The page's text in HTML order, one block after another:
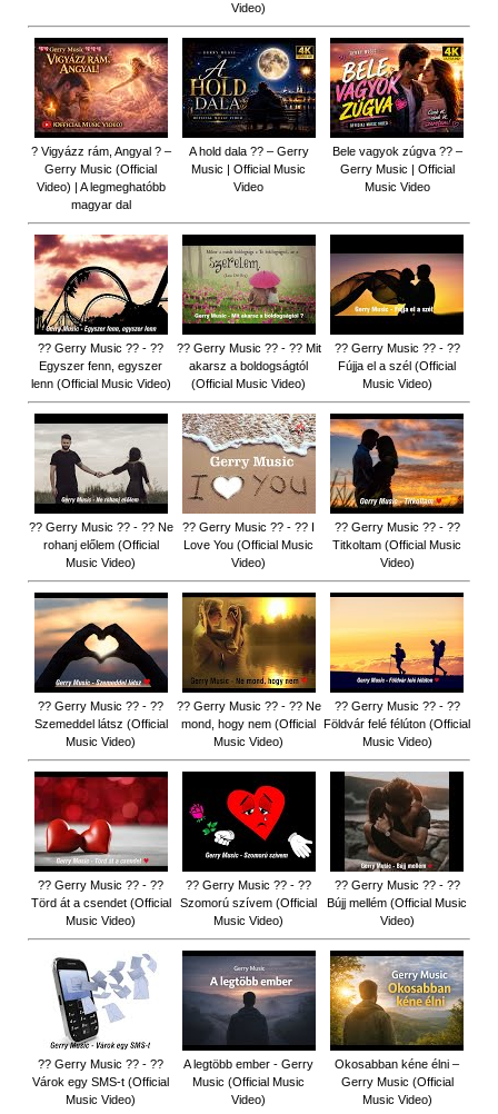
Video)
? Vigyázz rám, Angyal ? –
Gerry Music (Official
Video) | A legmeghatóbb
magyar dal
A hold dala ?? – Gerry
Music | Official Music
Video
Bele vagyok zúgva ?? –
Gerry Music | Official
Music Video
?? Gerry Music ?? - ??
Egyszer fenn, egyszer
lenn (Official Music Video)
?? Gerry Music ?? - ?? Mit
akarsz a boldogságtól
(Official Music Video)
?? Gerry Music ?? - ??
Fújja el a szél (Official
Music Video)
?? Gerry Music ?? - ?? Ne
rohanj előlem (Official
Music Video)
?? Gerry Music ?? - ?? I
Love You (Official Music
Video)
?? Gerry Music ?? - ??
Titkoltam (Official Music
Video)
?? Gerry Music ?? - ??
Szemeddel látsz (Official
Music Video)
?? Gerry Music ?? - ?? Ne
mond, hogy nem (Official
Music Video)
?? Gerry Music ?? - ??
Földvár felé félúton (Official
Music Video)
?? Gerry Music ?? - ??
Törd át a csendet (Official
Music Video)
?? Gerry Music ?? - ??
Szomorú szívem (Official
Music Video)
?? Gerry Music ?? - ??
Bújj mellém (Official Music
Video)
?? Gerry Music ?? - ??
Várok egy SMS-t (Official
Music Video)
A legtöbb ember - Gerry
Music (Official Music
Video)
Okosabban kéne élni –
Gerry Music (Official
Music Video)